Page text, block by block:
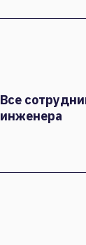
Все
инженера